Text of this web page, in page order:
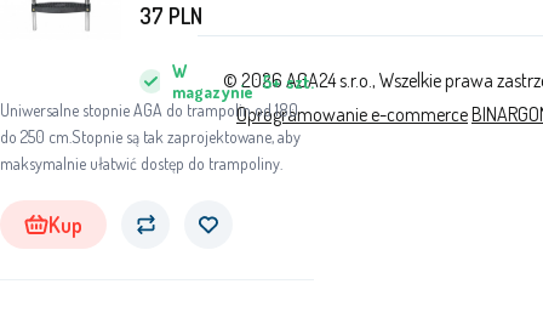
Uniwersalne stopnie AGA do trampolin od 180
do 250 cm.Stopnie są tak zaprojektowane, aby
maksymalnie ułatwić dostęp do trampoliny.
W
magazynie 5+ szt.
37 PLN
Kup
© 2026 AGA24 s.r.o., Wszelkie prawa
Oprogramowanie e-commerce